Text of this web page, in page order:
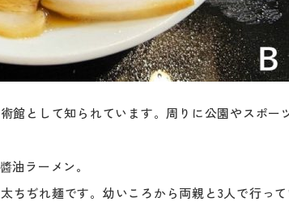
館として知られています。周りに公園やスポー
油ラーメン。
ちぢれ麺です。幼いころから両親と3人で行っ